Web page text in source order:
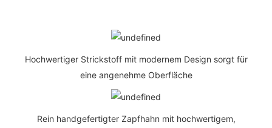
Hochwertiger Strickstoff mit modernem Design sorgt für
eine angenehme Oberfläche
Rein handgefertigter Zapfhahn mit hochwertigem,